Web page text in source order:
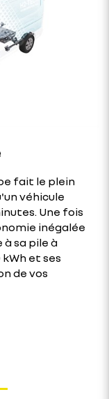
fait le plein
véhicule
Une fois
inégalée
sa pile à
et ses
de vos